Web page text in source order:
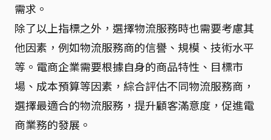
需求。
除了以上指標之外，選擇物流服務時也需要考慮其
他因素，例如物流服務商的信譽、規模、技術水平
等。電商企業需要根據自身的商品特性、目標市
場、成本預算等因素，綜合評估不同物流服務商，
選擇最適合的物流服務，提升顧客滿意度，促進電
商業務的發展。